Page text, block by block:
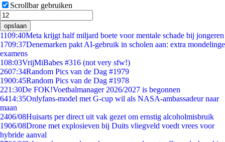
Scrollbar gebruiken
opslaan
1109:40Meta krijgt half miljard boete voor mentale schade bij jongeren
1709:37Denemarken pakt AI-gebruik in scholen aan: extra mondelinge
examens
108:03VrijMiBabes #316 (not very sfw!)
2607:34Random Pics van de Dag #1979
1900:45Random Pics van de Dag #1978
221:30De FOK!Voetbalmanager 2026/2027 is begonnen
6414:35Onlyfans-model met G-cup wil als NASA-ambassadeur naar
maan
2406/08Huisarts per direct uit vak gezet om ernstig alcoholmisbruik
1906/08Drone met explosieven bij Duits vliegveld voedt vrees voor
hybride aanval